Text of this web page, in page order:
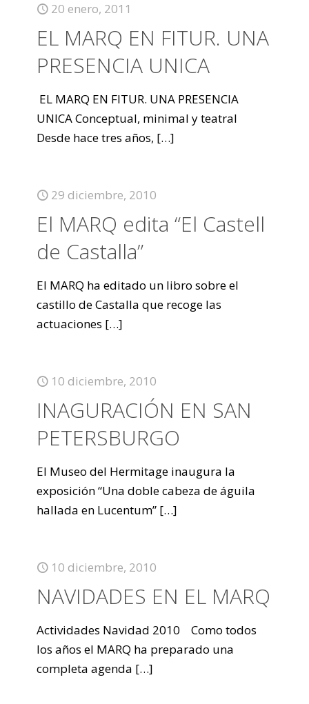
20 enero, 2011
EL MARQ EN FITUR. UNA
PRESENCIA UNICA
EL MARQ EN FITUR. UNA PRESENCIA
UNICA Conceptual, minimal y teatral
Desde hace tres años, […]
29 diciembre, 2010
El MARQ edita “El Castell
de Castalla”
El MARQ ha editado un libro sobre el
castillo de Castalla que recoge las
actuaciones […]
10 diciembre, 2010
INAGURACIÓN EN SAN
PETERSBURGO
El Museo del Hermitage inaugura la
exposición “Una doble cabeza de águila
hallada en Lucentum” […]
10 diciembre, 2010
NAVIDADES EN EL MARQ
Actividades Navidad 2010 Como todos
los años el MARQ ha preparado una
completa agenda […]